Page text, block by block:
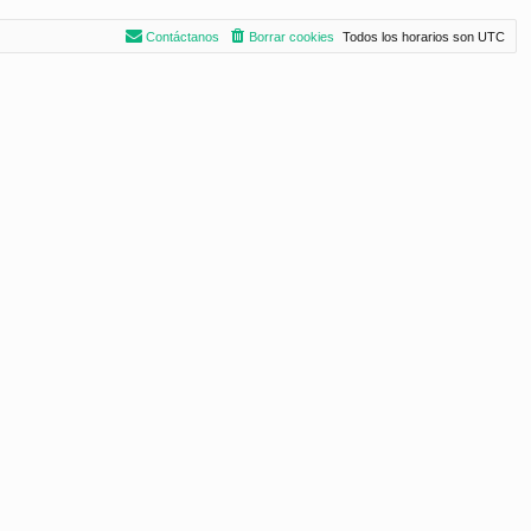
Todos los horarios son UTC
Borrar cookies
Contáctanos